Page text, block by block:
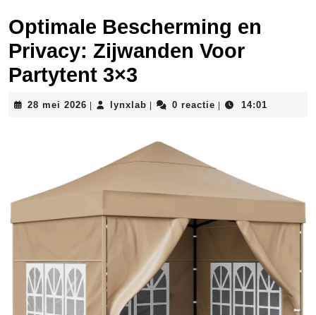
Optimale Bescherming en
Privacy: Zijwanden Voor
Partytent 3×3
28 mei 2026 28
lynxlab lynxlab0 reactie 14:01